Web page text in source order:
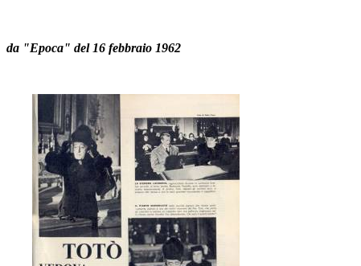
da "Epoca" del 16 febbraio 1962